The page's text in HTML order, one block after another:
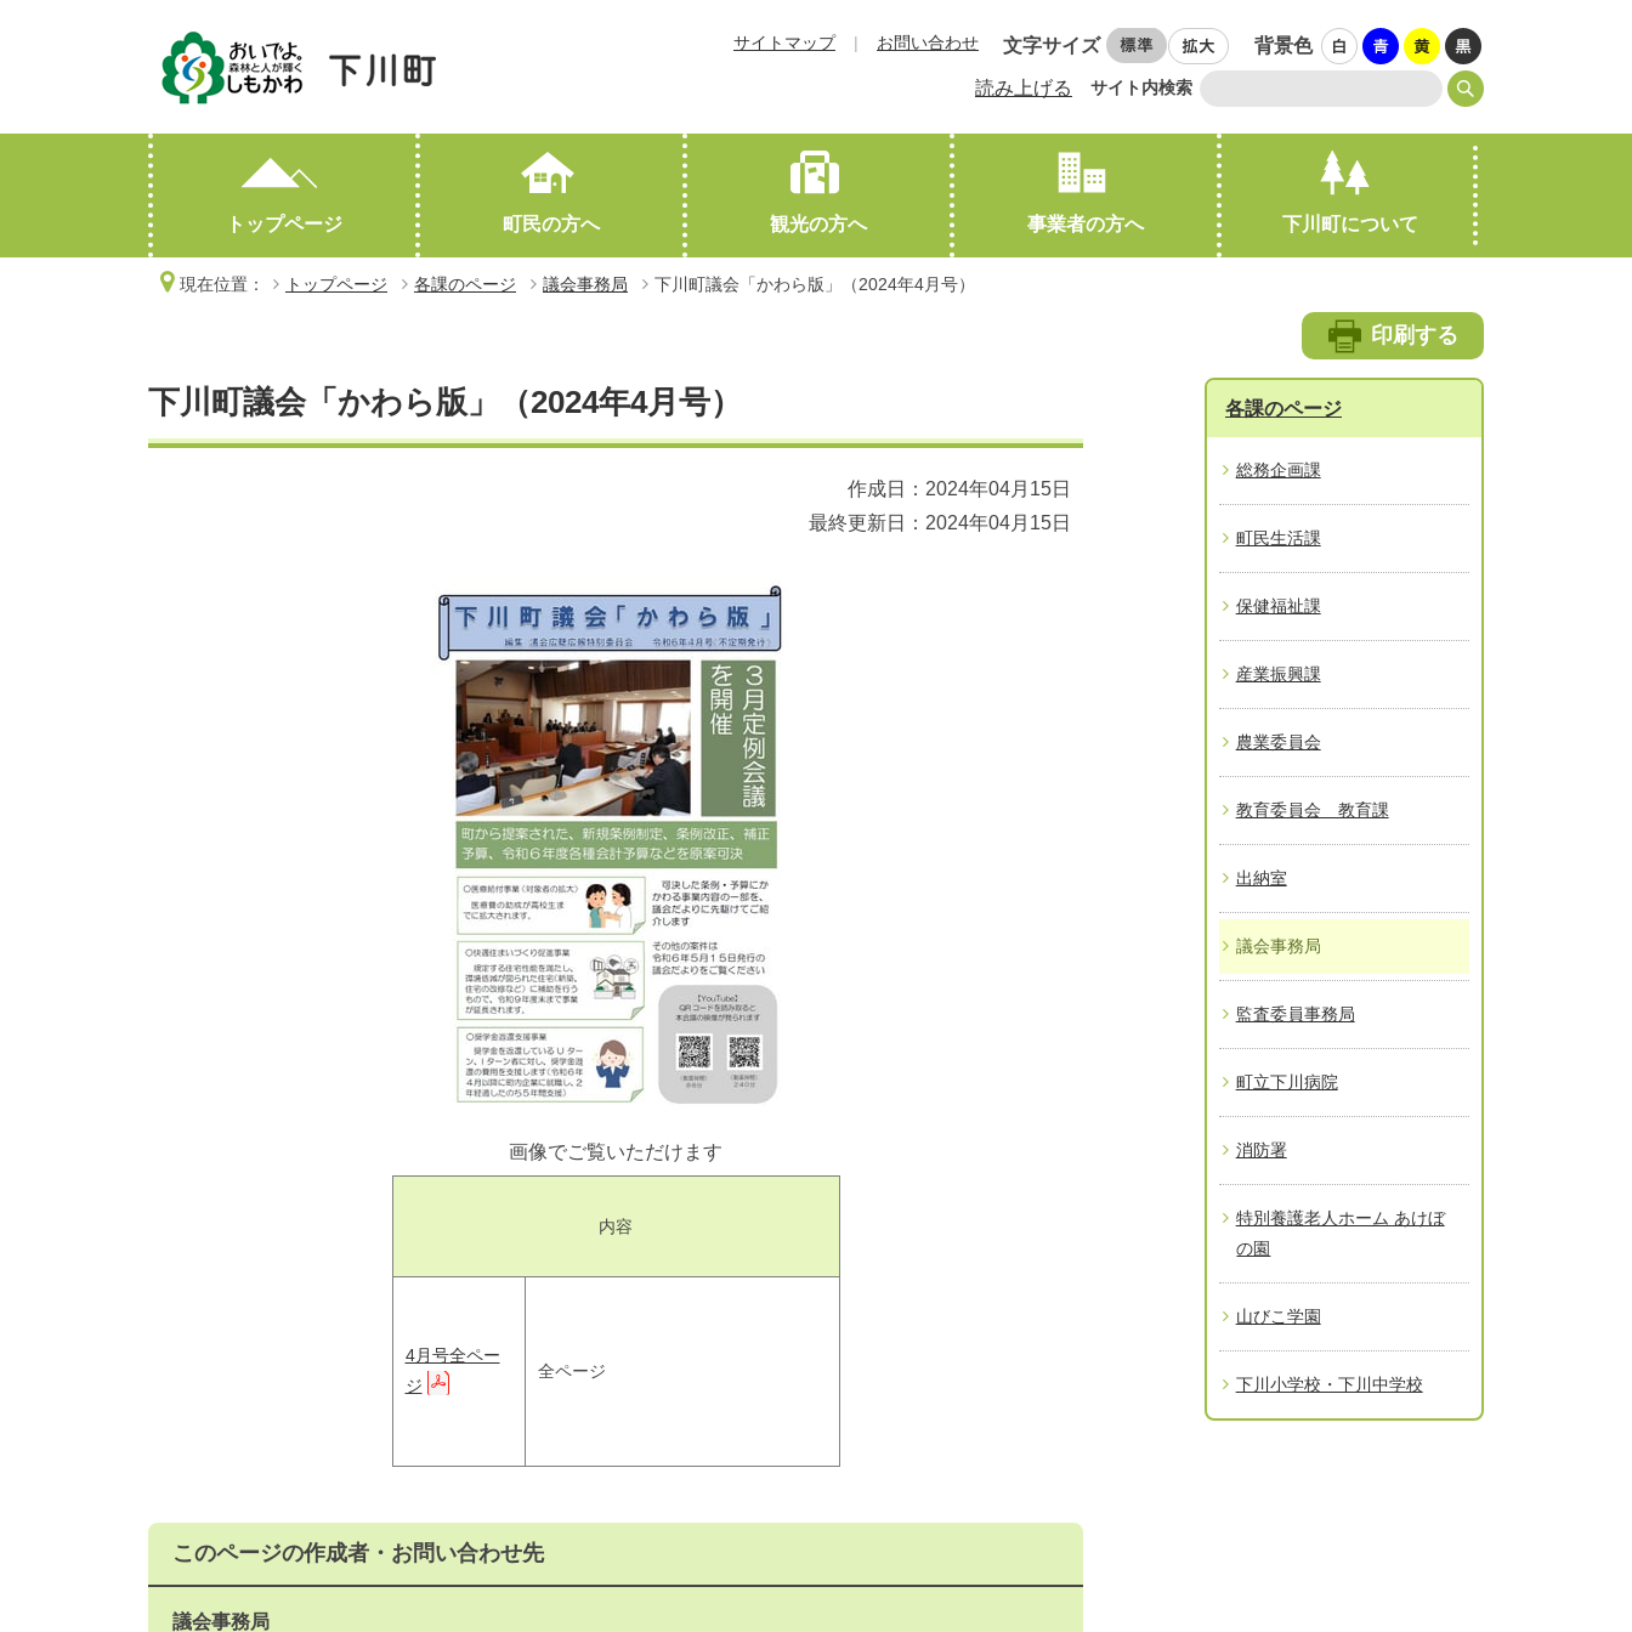
背景色
文字サイズ
サイトマップ お問い合わせ
読み上げる サイト内検索
トップページ 町民の方へ 観光の方へ 事業者の方へ
オープンデータ
下川町について
現在位置： トップページ 各課のページ 議会事務局 下川町議会「かわら版」（2024年4月号）
印刷する
下川町議会「かわら版」（2024年4月号）
作成日：2024年04月15日
最終更新日：2024年04月15日
画像でご覧いただけます
内容
4月号全ペー
ジ
全ページ
このページの作成者・お問い合わせ先
議会事務局
各課のページ
総務企画課
町民生活課
保健福祉課
産業振興課
農業委員会
教育委員会 教育課
出納室
議会事務局
監査委員事務局
町立下川病院
消防署
特別養護老人ホーム あけぼ
の園
山びこ学園
下川小学校・下川中学校